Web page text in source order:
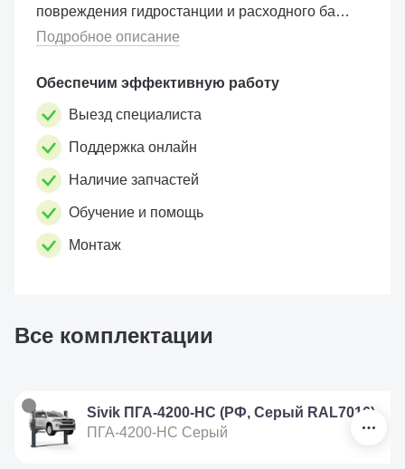
повреждения гидростанции и расходного бака;
Управление подъемником осуществляется
кнопками на эргоно�...
Подробное описание
Обеспечим эффективную работу
Выезд специалиста
Поддержка онлайн
Наличие запчастей
Обучение и помощь
Монтаж
Все комплектации
Sivik ПГА-4200-НС (РФ, Серый RAL7016)
ПГА-4200-НС Серый